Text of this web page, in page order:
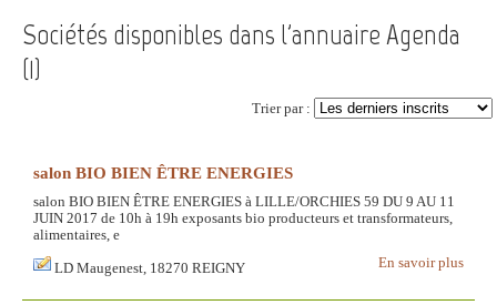
Sociétés disponibles dans l'annuaire Agenda
(1)
Trier par :
salon BIO BIEN ÊTRE ENERGIES
salon BIO BIEN ÊTRE ENERGIES à LILLE/ORCHIES 59 DU 9 AU 11
JUIN 2017 de 10h à 19h exposants bio producteurs et transformateurs,
alimentaires, e
En savoir plus
LD Maugenest, 18270 REIGNY